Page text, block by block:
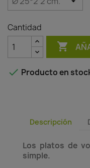
Cantidad

 Producto en
Descripción
Los platos de
simple.